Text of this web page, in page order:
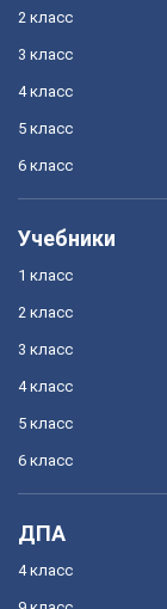
2 класс
3 класс
4 класс
5 класс
6 класс
Учебники
1 класс
2 класс
3 класс
4 класс
5 класс
6 класс
ДПА
4 класс